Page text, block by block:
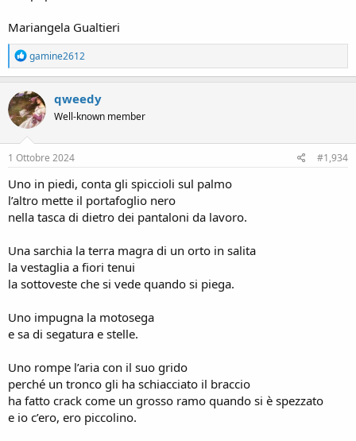
Mariangela Gualtieri
R
e
a
c
t
i
o
n
s
gamine2612
qweedy
Well-known member
1 Ottobre 2024 #1,934
Uno in piedi, conta gli spiccioli sul palmo
l’altro mette il portafoglio nero
nella tasca di dietro dei pantaloni da lavoro.
Una sarchia la terra magra di un orto in salita
la vestaglia a fiori tenui
la sottoveste che si vede quando si piega.
Uno impugna la motosega
e sa di segatura e stelle.
Uno rompe l’aria con il suo grido
perché un tronco gli ha schiacciato il braccio
ha fatto crack come un grosso ramo quando si è spezzato
e io c’ero, ero piccolino.